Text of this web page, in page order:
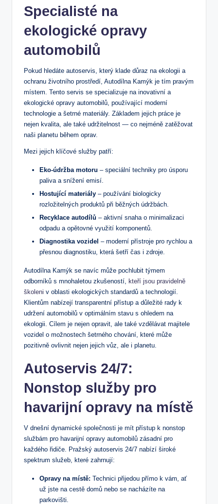
Specialisté na
ekologické opravy
automobilů
Pokud hledáte ‍autoservis,⁤ který klade důraz na ekologii a
‌ochranu životního prostředí, Autodílna ⁤Kamýk je tím pravým
⁢místem. ‍Tento servis se specializuje‌ na inovativní a
ekologické⁢ opravy‍ automobilů, používající moderní
‌technologie a šetrné materiály. Základem jejich práce je
nejen kvalita, ale také udržitelnost — co nejméně zatěžovat
naši planetu během ‌oprav.
Mezi jejich klíčové služby patří:
Eko-údržba motoru –‍ speciální techniky ⁣pro úsporu
paliva a snížení emisí.
Hostující materiály – používání biologicky
rozložitelných‌ produktů při běžných údržbách.
Recyklace autodílů ​– ⁤aktivní snaha⁣ o minimalizaci​
odpadu a opětovné využití komponentů.
Diagnostika ⁢vozidel – moderní přístroje pro rychlou a
přesnou diagnostiku, která šetří čas​ i zdroje.
Autodílna‍ Kamýk se‍ navíc může pochlubit týmem
odborníků s mnohaletou zkušeností,
kteří jsou pravidelně
školeni ⁢ v oblasti ekologických standardů ​a ⁤technologií.
Klientům nabízejí transparentní přístup a důležité rady k
udržení ‍automobilů v optimálním stavu​ s ohledem ‌na⁢
ekologii.​ Cílem je ⁤nejen opravit, ale také vzdělávat majitele
⁤vozidel o možnostech šetrného chování, ⁣které může
pozitivně⁢ ovlivnit nejen jejich vůz, ale i planetu.
Autoservis 24/7:
Nonstop služby pro
havarijní opravy ‍na ​místě
V dnešní⁣ dynamické společnosti je mít přístup k nonstop
službám pro ⁤havarijní opravy automobilů​ zásadní pro
každého řidiče. Pražský autoservis⁢ 24/7‌ nabízí široké
⁢spektrum služeb, které zahrnují:
Opravy na místě: Technici přijedou přímo k vám, ať⁢
už jste na cestě domů‍ nebo se nacházíte na⁣
parkovišti.